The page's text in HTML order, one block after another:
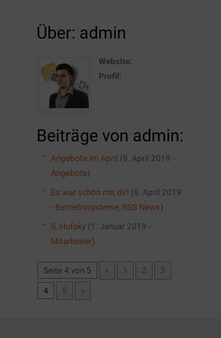
Über: admin
Website:
Profil:
Beiträge von admin:
Angebote im April (8. April 2019 -
Angebote)
Es war schön mit dir! (8. April 2019
- Betriebssysteme, RSS News)
S. Hufsky (1. Januar 2019 -
Mitarbeiter)
Seite 4 von 5 « 1 2 3
4 5 »